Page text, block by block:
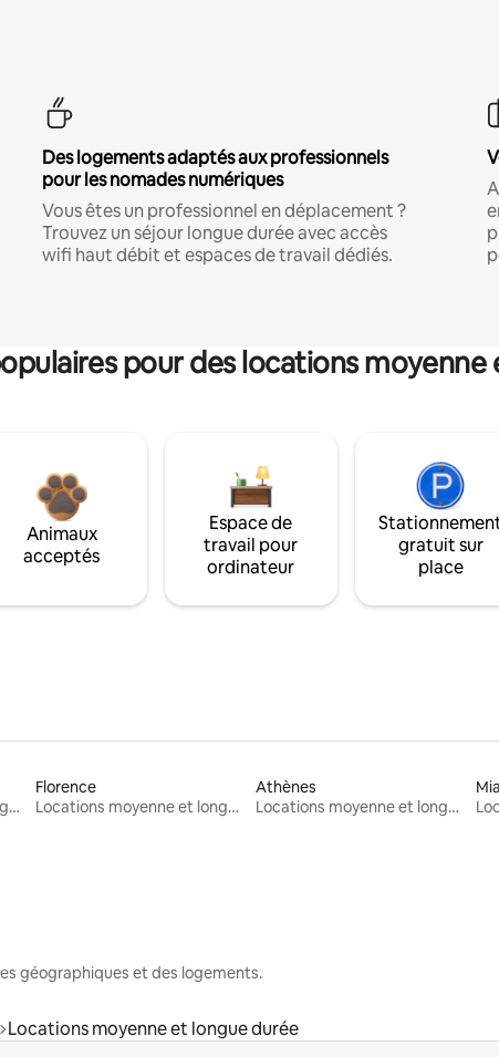
Des logements adaptés aux professionnels
pour les nomades numériques
Vous êtes un professionnel en déplacement ?
Trouvez un séjour longue durée avec accès
wifi haut débit et espaces de travail dédiés.
pour des locations
Animaux
acceptés
Espace de
travail pour
ordinateur
gratuit sur
place
Locations moyenne et longue durée
Florence
Locations moyenne et longue durée
Athènes
Locations moyenne et longue durée
géographiques et des logements.
Locations moyenne et longue durée